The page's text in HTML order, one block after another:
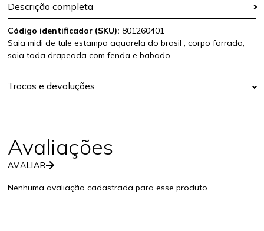
Descrição completa
Código identificador (SKU): 801260401
Saia midi de tule estampa aquarela do brasil , corpo forrado,
saia toda drapeada com fenda e babado.
Trocas e devoluções
AVALIAR
Nenhuma avaliação cadastrada para esse produto.